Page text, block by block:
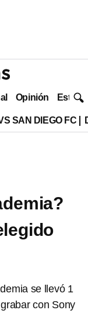
Opinión Estilo
SAN DIEGO FC
se llevó 1
con Sony